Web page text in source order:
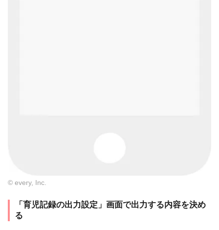
© every, Inc.
「育児記録の出力設定」画面で出力する内容を決め
る